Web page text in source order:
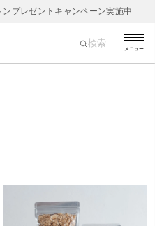
ンプレゼントキャンペーン実施中
メニュー
検索